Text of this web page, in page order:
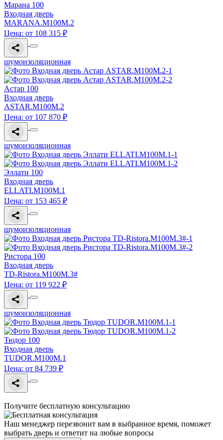
Марана 100
Входная дверь
MARANA.M100M.2
Цена: от 108 315 ₽
шумоизоляционная
Астар 100
Входная дверь
ASTAR.M100M.2
Цена: от 107 870 ₽
шумоизоляционная
Эллати 100
Входная дверь
ELLATI.M100M.1
Цена: от 153 465 ₽
шумоизоляционная
Ристора 100
Входная дверь
TD-Ristora.M100M.3#
Цена: от 119 922 ₽
шумоизоляционная
Тюдор 100
Входная дверь
TUDOR.M100M.1
Цена: от 84 739 ₽
Получите бесплатную консультацию
Наш менеджер перезвонит вам в выбранное время, поможет
выбрать дверь и ответит на любые вопросы